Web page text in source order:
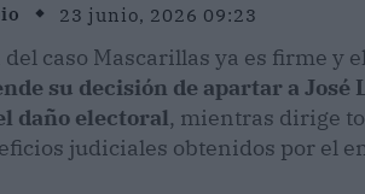
23 junio, 2026 09:23
caso Mascarillas ya es firme y
su decisión de apartar a José
daño electoral, mientras dirige
judiciales obtenidos por el